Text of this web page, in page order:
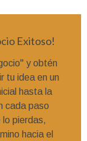
Exitoso!
y obtén
tu idea en un
hasta la
cada paso
lo pierdas,
hacia el